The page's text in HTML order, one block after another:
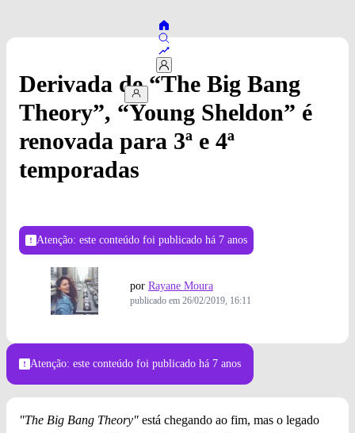
Derivada de “The Big Bang
Theory”, “Young Sheldon” é
renovada para 3ª e 4ª
temporadas
Atenção: este conteúdo foi publicado há 7 anos
por Rayane Moura
publicado em 26/02/2019, 16:11
Atenção: este conteúdo foi publicado há 7 anos
"The Big Bang Theory" está chegando ao fim, mas o legado